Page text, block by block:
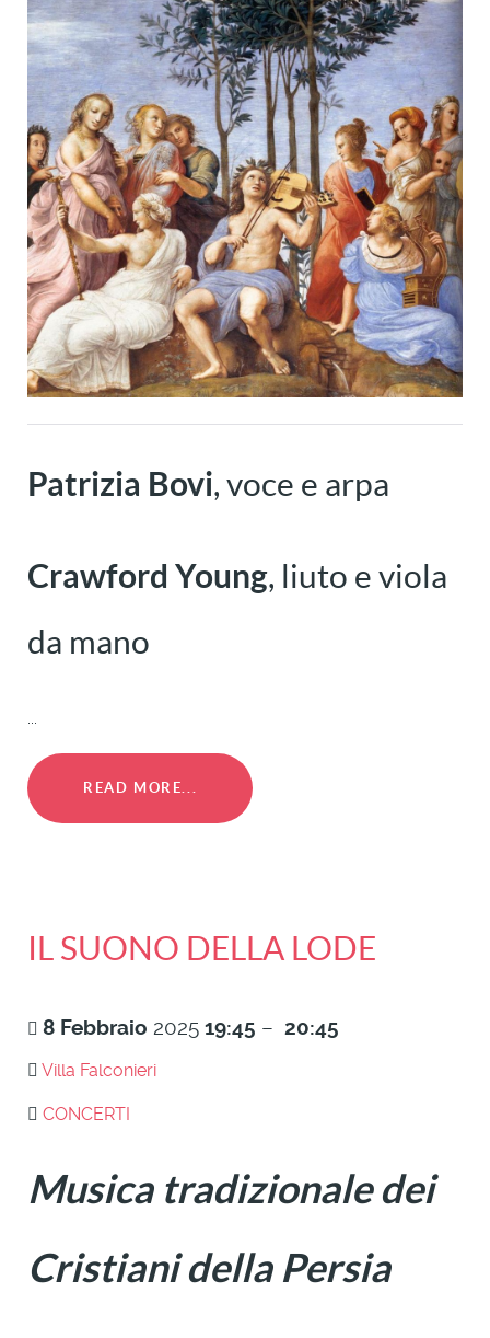
Patrizia Bovi, voce e arpa
Crawford Young, liuto e viola
da mano
...
READ MORE...
IL SUONO DELLA LODE
8 Febbraio 2025 19:45 – 20:45
Villa Falconieri
CONCERTI
Musica tradizionale dei
Cristiani della Persia